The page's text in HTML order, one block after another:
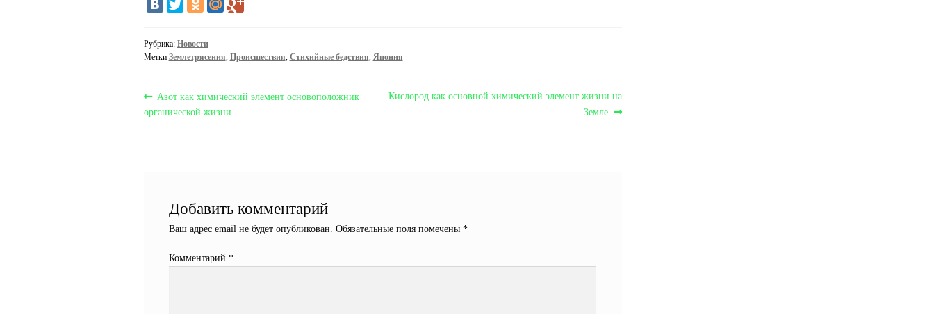
Рубрика: Новости
Метки Землетрясения Происшествия Стихийные бедствия Япония
Навигация
по
Предыдущая
запись:
Азот как химический элемент основоположник
органической жизни
Следующая
Кислород как основной химический элемент жизни на
Земле
Добавить комментарий
Ваш адрес email не будет опубликован. Обязательные поля помечены*
Комментарий*